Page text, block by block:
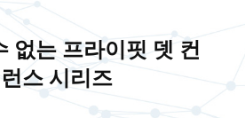
없는 프라이핏 뎃 컨
스 시리즈